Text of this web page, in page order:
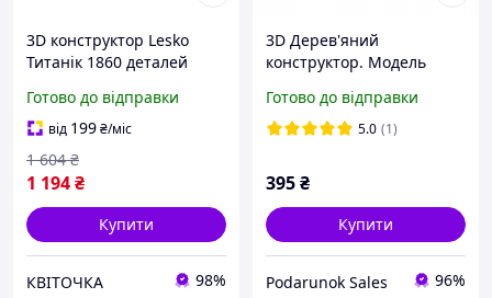
3D конструктор Lesko
Титанік 1860 деталей
для хлопчиків від 8 років
іграшка для KVI_12
Готово до відправки
від 199₴/міс
1 194₴
1 604 ₴
Купити
КВІТОЧКА 98%
3D Дерев'яний
конструктор. Модель
Готово до відправки
5.0 (1)
395₴
Купити
Podarunok Sales 96%